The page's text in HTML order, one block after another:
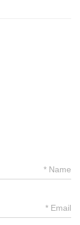
Name
*
Email
*